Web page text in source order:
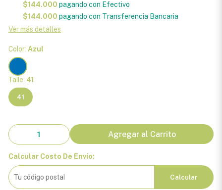
$144.000 pagando con Efectivo
$144.000 pagando con Transferencia Bancaria
Ver más detalles
Color: Azul
Talle: 41
41
Agregar al Carrito
Calcular Costo De Envío:
Calcular